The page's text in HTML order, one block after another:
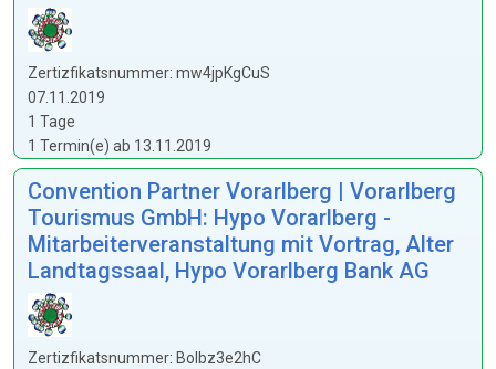
Zertizfikatsnummer: mw4jpKgCuS
07.11.2019
1 Tage
1 Termin(e) ab 13.11.2019
Convention Partner Vorarlberg | Vorarlberg
Tourismus GmbH: Hypo Vorarlberg -
Mitarbeiterveranstaltung mit Vortrag, Alter
Landtagssaal, Hypo Vorarlberg Bank AG
Zertizfikatsnummer: BoIbz3e2hC